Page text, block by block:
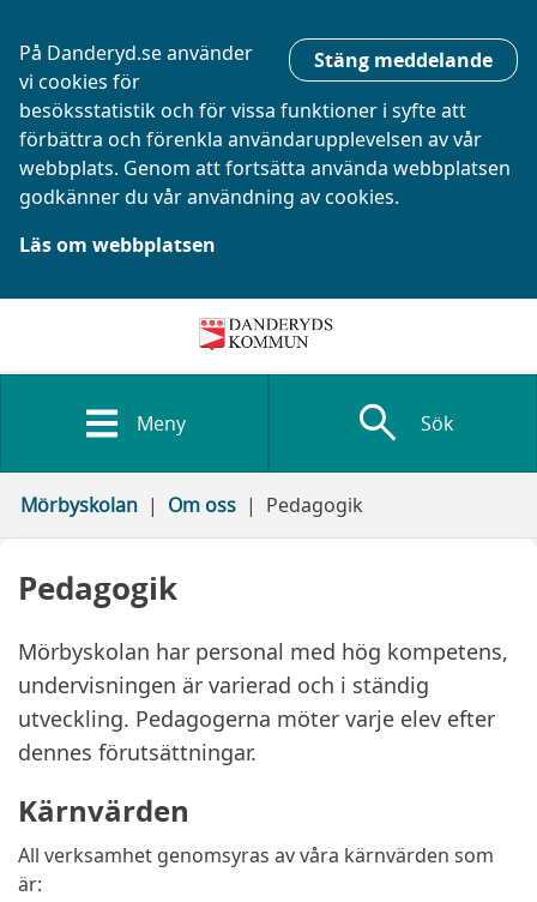
Stäng meddelande
På Danderyd.se använder
vi cookies för
besöksstatistik och för vissa funktioner i syfte att
förbättra och förenkla användarupplevelsen av vår
webbplats. Genom att fortsätta använda webbplatsen
godkänner du vår användning av cookies.
Läs om webbplatsen
Meny search Sök
Mörbyskolan Om oss Pedagogik
Pedagogik
Mörbyskolan har personal med hög kompetens,
undervisningen är varierad och i ständig
utveckling. Pedagogerna möter varje elev efter
dennes förutsättningar.
Kärnvärden
All verksamhet genomsyras av våra kärnvärden som
är: